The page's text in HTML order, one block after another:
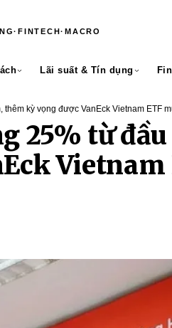
·FINTECH·MACRO
Lãi suất & Tín dụng
kỳ vọng được VanEck Vietnam ETF
25% từ
Vietnam